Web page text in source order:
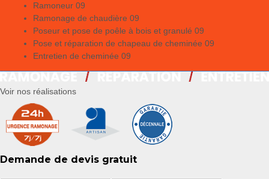
Ramoneur 09
Ramonage de chaudière 09
Poseur et pose de poêle à bois et granulé 09
Pose et réparation de chapeau de cheminée 09
Entretien de cheminée 09
Voir nos réalisations
Demande de devis gratuit